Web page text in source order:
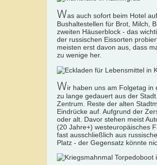
Was auch sofort beim Hotel
Bushaltestellen für Brot, Milch,
zweiten Häuserblock - das
der russischen Eissorten
meisten erst davon aus, dass
zu wenige her.
Wir haben uns am Folgetag in
zu lange gedauert aus der
Zentrum. Reste der alten
Eindrücke auf. Aufgrund der
oder alt. Davor stehen meist
(20 Jahre+) westeuropäisches
fast ausschließlich aus
Platz - der Gegensatz könnte